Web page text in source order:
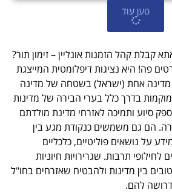
טען עוד
קבלת קהל הזמנות אונליין – זימון תור?
פה! היא נציגות דיפלומטית המייצגת
אחת (ישראל) בשטחה של מדינה
בדרך כלל בערי הבירה של מדינות
סיוע ותמיכה לאזרחי מדינת מולדתם
הם גם משמשים כנקודת מגע בין
על נושאים פוליטיים, כלכליים
לחילופי תרבות. שגרירויות חיוניות
בין מדינות ולהבטיח שאזרחים בחו"ל
להם.